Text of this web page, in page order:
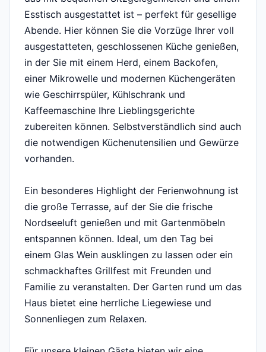
Esstisch ausgestattet ist – perfekt für gesellige
Abende. Hier können Sie die Vorzüge Ihrer voll
ausgestatteten, geschlossenen Küche genießen,
in der Sie mit einem Herd, einem Backofen,
einer Mikrowelle und modernen Küchengeräten
wie Geschirrspüler, Kühlschrank und
Kaffeemaschine Ihre Lieblingsgerichte
zubereiten können. Selbstverständlich sind auch
die notwendigen Küchenutensilien und Gewürze
vorhanden.
Ein besonderes Highlight der Ferienwohnung ist
die große Terrasse, auf der Sie die frische
Nordseeluft genießen und mit Gartenmöbeln
entspannen können. Ideal, um den Tag bei
einem Glas Wein ausklingen zu lassen oder ein
schmackhaftes Grillfest mit Freunden und
Familie zu veranstalten. Der Garten rund um das
Haus bietet eine herrliche Liegewiese und
Sonnenliegen zum Relaxen.